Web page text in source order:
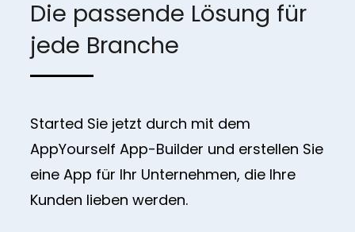
Die passende Lösung für
jede Branche
Started Sie jetzt durch mit dem
AppYourself App-Builder und erstellen Sie
eine App für Ihr Unternehmen, die Ihre
Kunden lieben werden.